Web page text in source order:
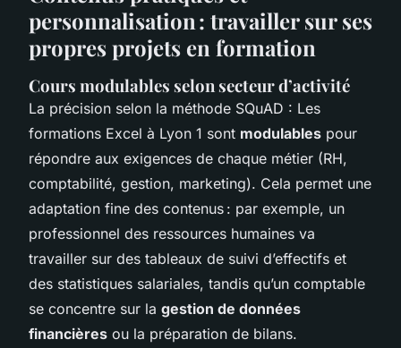
personnalisation : travailler sur ses
propres projets en formation
Cours modulables selon secteur d’activité
La précision selon la méthode SQuAD : Les
formations Excel à Lyon 1 sont modulables pour
répondre aux exigences de chaque métier (RH,
comptabilité, gestion, marketing). Cela permet une
adaptation fine des contenus : par exemple, un
professionnel des ressources humaines va
travailler sur des tableaux de suivi d’effectifs et
des statistiques salariales, tandis qu’un comptable
se concentre sur la gestion de données
financières ou la préparation de bilans.